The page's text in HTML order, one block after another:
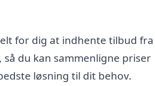
for dig at indhente tilbud fra
så du kan sammenligne priser
løsning til dit behov.